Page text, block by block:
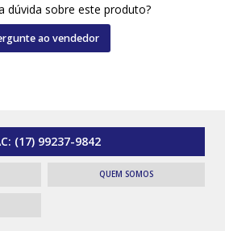
dúvida sobre este produto?
ao vendedor
(17) 99237-9842
QUEM SOMOS